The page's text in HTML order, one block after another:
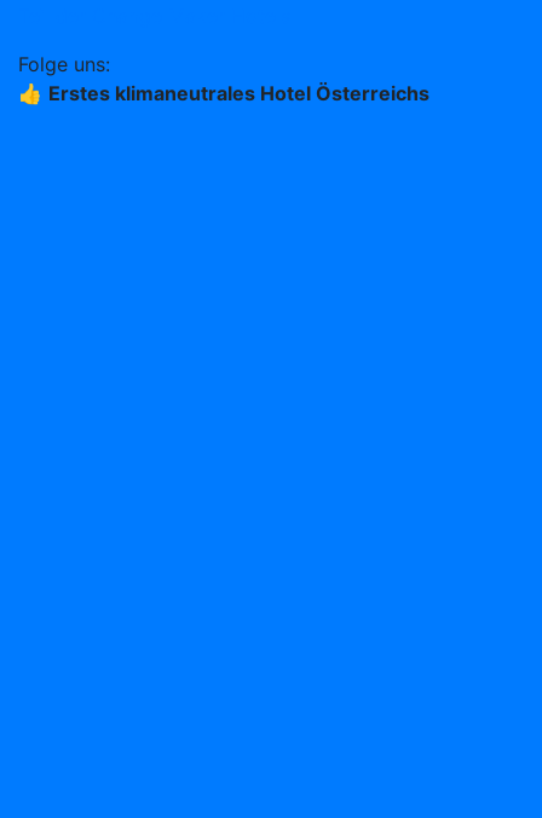
Folge uns:
👍 Erstes klimaneutrales Hotel Österreichs